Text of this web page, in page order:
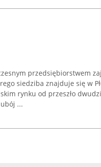
przedsiębiorstwem
siedziba znajduje się w
rynku od przeszło
...